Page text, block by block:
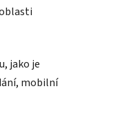
jako je
mobilní